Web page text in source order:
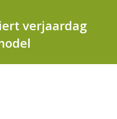
verjaardag